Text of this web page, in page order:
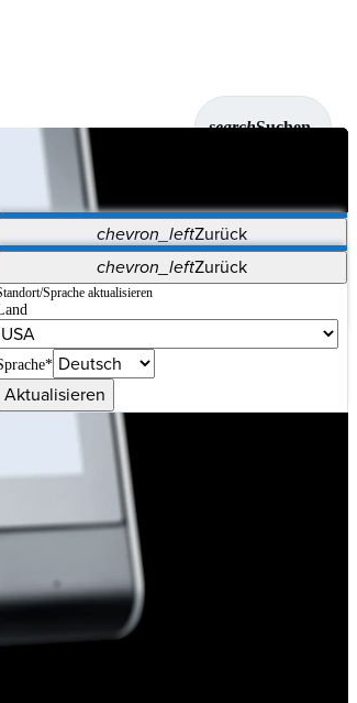
searchSuchen
chevron_leftZurück
Vet Systems OrthoPedia Patient
Portal
Synergy-Bildgebung und -Resektion
chevron_leftZurück
Sprache aktualisieren
Aktualisieren